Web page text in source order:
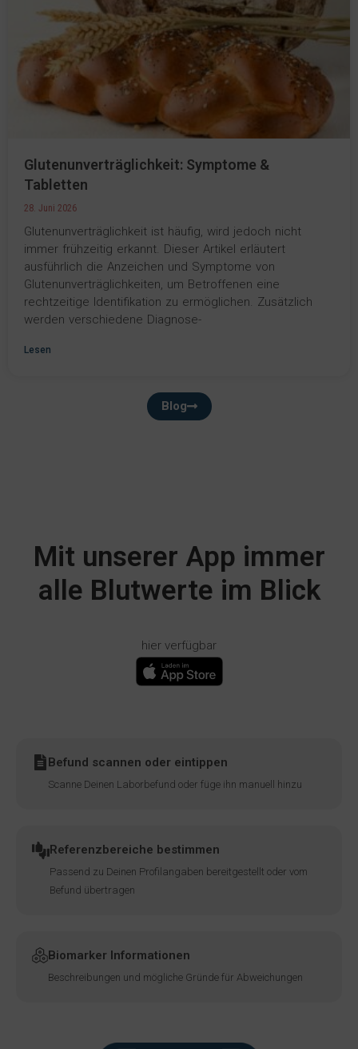
Glutenunverträglichkeit: Symptome &
Tabletten
28. Juni 2026
Glutenunverträglichkeit ist häufig, wird jedoch nicht
immer frühzeitig erkannt. Dieser Artikel erläutert
ausführlich die Anzeichen und Symptome von
Glutenunverträglichkeiten, um Betroffenen eine
rechtzeitige Identifikation zu ermöglichen. Zusätzlich
werden verschiedene Diagnose-
Lesen
Blog
Mit unserer App immer
alle Blutwerte im Blick
hier verfügbar
Befund scannen oder eintippen
Scanne Deinen Laborbefund oder füge ihn manuell hinzu
Referenzbereiche bestimmen
Passend zu Deinen Profilangaben bereitgestellt oder vom
Befund übertragen
Biomarker Informationen
Beschreibungen und mögliche Gründe für Abweichungen